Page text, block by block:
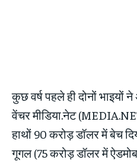
कुछ वर्ष पहले ही दोनों भाइयों
वेंचर मीडिया.नेट
हाथों 90 करोड़ डॉलर में बेच
गूगल (75 करोड़ डॉलर में